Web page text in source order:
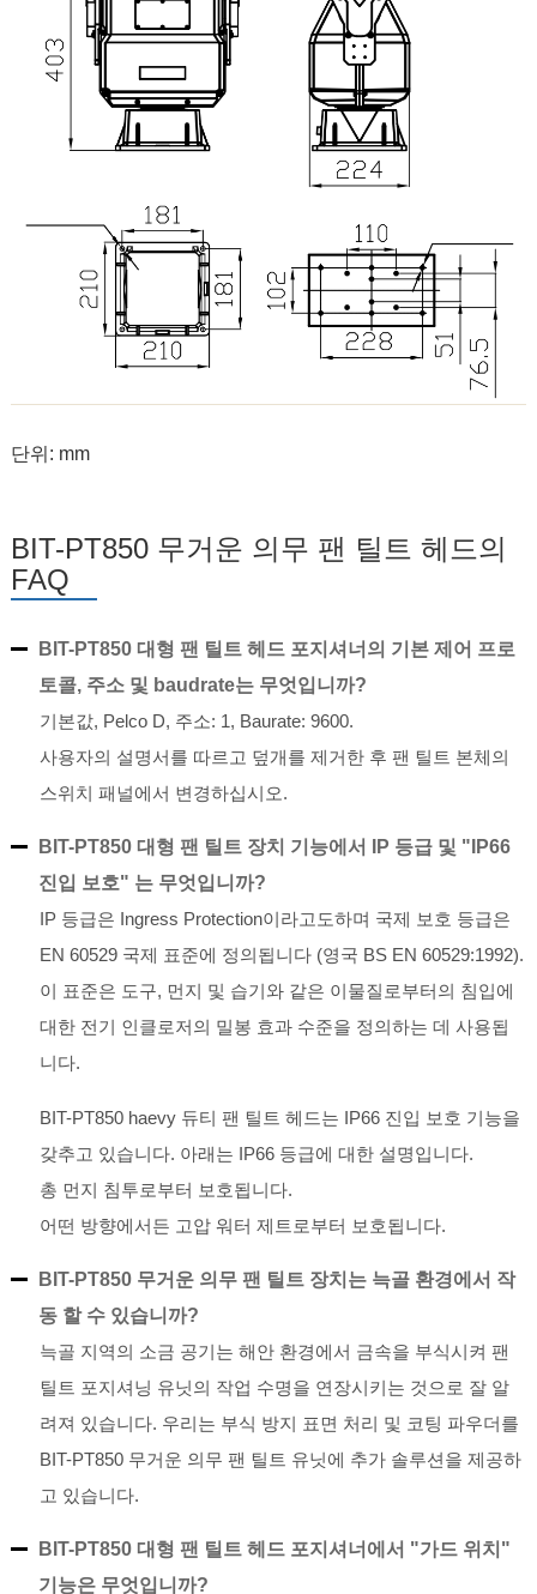
단위: mm
BIT-PT850 무거운 의무 팬 틸트 헤드의
FAQ
BIT-PT850 대형 팬 틸트 헤드 포지셔너의 기본 제어 프로
토콜, 주소 및 baudrate는 무엇입니까?
기본값, Pelco D, 주소: 1, Baurate: 9600.
사용자의 설명서를 따르고 덮개를 제거한 후 팬 틸트 본체의
스위치 패널에서 변경하십시오.
BIT-PT850 대형 팬 틸트 장치 기능에서 IP 등급 및 "IP66
진입 보호" 는 무엇입니까?
IP 등급은 Ingress Protection이라고도하며 국제 보호 등급은
EN 60529 국제 표준에 정의됩니다 (영국 BS EN 60529:1992).
이 표준은 도구, 먼지 및 습기와 같은 이물질로부터의 침입에
대한 전기 인클로저의 밀봉 효과 수준을 정의하는 데 사용됩
니다.
BIT-PT850 haevy 듀티 팬 틸트 헤드는 IP66 진입 보호 기능을
갖추고 있습니다. 아래는 IP66 등급에 대한 설명입니다.
총 먼지 침투로부터 보호됩니다.
어떤 방향에서든 고압 워터 제트로부터 보호됩니다.
BIT-PT850 무거운 의무 팬 틸트 장치는 늑골 환경에서 작
동 할 수 있습니까?
늑골 지역의 소금 공기는 해안 환경에서 금속을 부식시켜 팬
틸트 포지셔닝 유닛의 작업 수명을 연장시키는 것으로 잘 알
려져 있습니다. 우리는 부식 방지 표면 처리 및 코팅 파우더를
BIT-PT850 무거운 의무 팬 틸트 유닛에 추가 솔루션을 제공하
고 있습니다.
BIT-PT850 대형 팬 틸트 헤드 포지셔너에서 "가드 위치"
기능은 무엇입니까?